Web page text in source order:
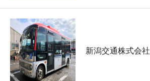
新潟交通株式会社